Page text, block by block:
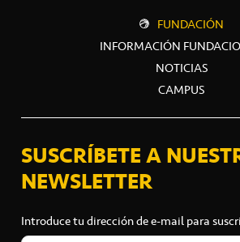
FUNDACIÓN
INFORMACIÓN
NOTICIAS
CAMPUS
SUSCRÍBETE A
NEWSLETTER
Introduce tu dirección de e-mail para